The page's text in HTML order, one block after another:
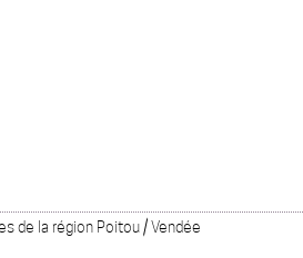
de la région Poitou / Vendée